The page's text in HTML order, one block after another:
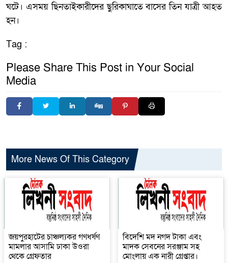
ঘটে। এসময় ছিনতাইকারীদের ছুরিকাঘাতে বাসের তিন যাত্রী আহত
হন।
Tag :
Please Share This Post in Your Social
Media
More News Of This Category
জয়পুরহাটের চাঞ্চল্যকর গণধর্ষণ
মামলার আসামি ঢাকা উওরা
থেকে গ্রেফতার
বিদেশি মদ নগদ টাকা এবং
মাদক সেবনের সরঞ্জাম সহ
মোংলায় এক নারী গ্রেপ্তার।